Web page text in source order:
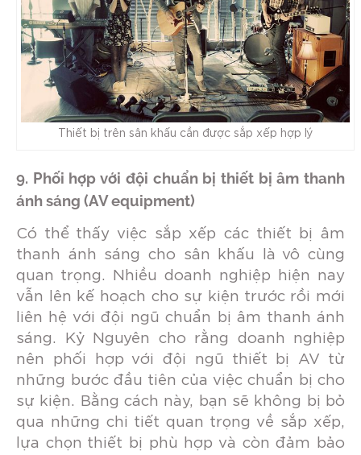
Thiết bị trên sân khấu cần được sắp xếp hợp lý
9. Phối hợp với đội chuẩn bị thiết bị âm thanh
ánh sáng (AV equipment)
Có thể thấy việc sắp xếp các thiết bị âm
thanh ánh sáng
cho sân khấu là vô cùng
quan trọng. Nhiều doanh nghiệp hiện nay
vẫn lên kế hoạch cho sự kiện trước rồi mới
liên hệ với đội ngũ chuẩn bị âm thanh ánh
sáng. Kỷ Nguyên cho rằng doanh nghiệp
nên phối hợp với đội ngũ thiết bị AV từ
những bước đầu tiên của việc chuẩn bị cho
sự kiện. Bằng cách này, bạn sẽ không bị bỏ
qua những chi tiết quan trọng về sắp xếp,
lựa chọn thiết bị phù hợp và còn đảm bảo